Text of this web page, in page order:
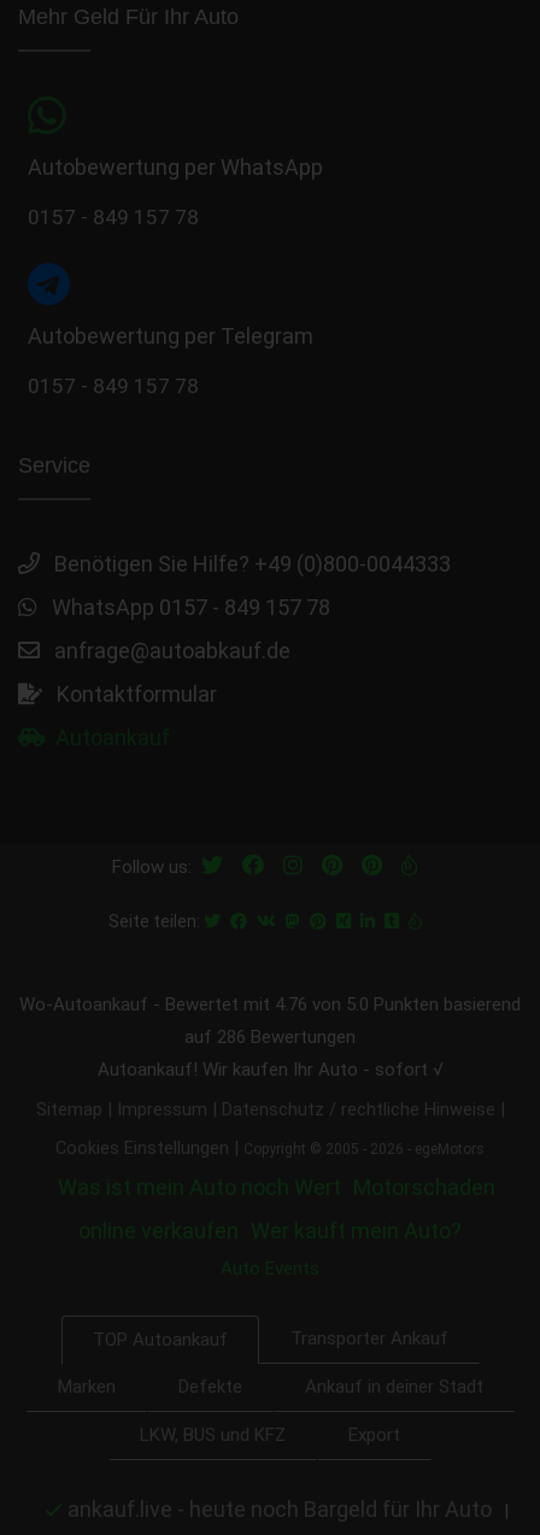
Mehr Geld Für Ihr Auto
Autobewertung per WhatsApp
0157 - 849 157 78
Autobewertung per Telegram
0157 - 849 157 78
Service
Benötigen Sie Hilfe? +49 (0)800-0044333
WhatsApp 0157 - 849 157 78
anfrage@autoabkauf.de
Kontaktformular
Follow us:
Seite teilen:
Wo-Autoankauf - Bewertet mit 4.76 von 5.0 Punkten basierend
auf 286 Bewertungen
Autoankauf! Wir kaufen Ihr Auto - sofort √
Sitemap Impressum Datenschutz / rechtliche Hinweise
Cookies Einstellungen Copyright © 2005 - 2026 - egeMotors
Was ist mein Auto noch Wert Motorschaden
online verkaufen
Wer kauft mein Auto?
Auto Events
TOP Autoankauf Transporter Ankauf
Marken Defekte Ankauf in deiner Stadt
LKW, BUS und KFZ Export
ankauf.live - heute noch Bargeld für Ihr Auto